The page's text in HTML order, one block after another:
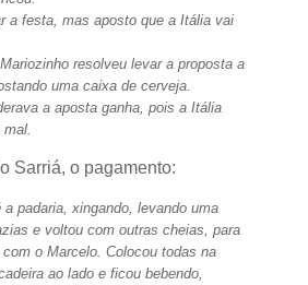
a festa, mas aposto que a Itália vai
resolveu levar a proposta a
uma caixa de cerveja.
a aposta ganha, pois a Itália
Sarriá, o pagamento:
padaria, xingando, levando uma
e voltou com outras cheias, para
o Marcelo. Colocou todas na
ao lado e ficou bebendo,